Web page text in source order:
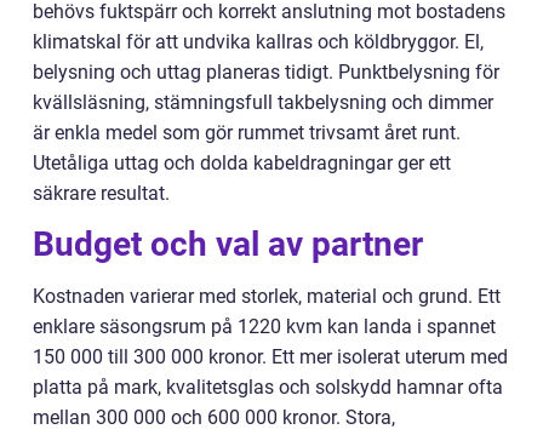
behövs fuktspärr och korrekt anslutning mot bostadens
klimatskal för att undvika kallras och köldbryggor. El,
belysning och uttag planeras tidigt. Punktbelysning för
kvällsläsning, stämningsfull takbelysning och dimmer
är enkla medel som gör rummet trivsamt året runt.
Utetåliga uttag och dolda kabeldragningar ger ett
säkrare resultat.
Budget och val av partner
Kostnaden varierar med storlek, material och grund. Ett
enklare säsongsrum på 1220 kvm kan landa i spannet
150 000 till 300 000 kronor. Ett mer isolerat uterum med
platta på mark, kvalitetsglas och solskydd hamnar ofta
mellan 300 000 och 600 000 kronor. Stora,